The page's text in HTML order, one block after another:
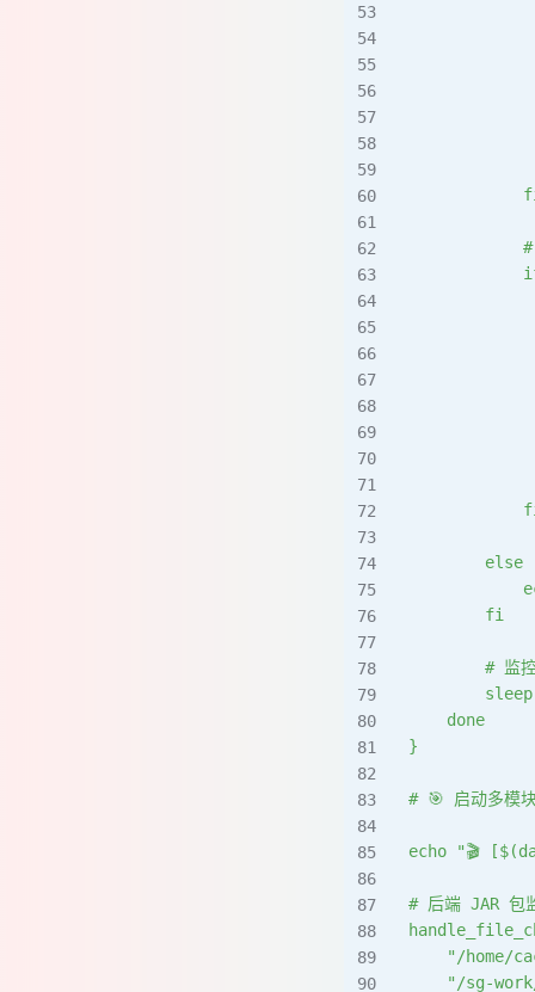
#
        else
        fi
# 监
    done
}
# 🎯 启动多模
echo "🎬
# 后端 JAR 包
"/home/
"/sg-